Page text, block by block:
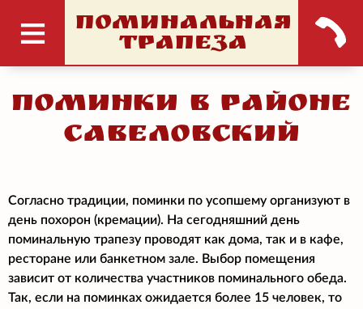
ПОМИНАЛЬНАЯ
ТРАПЕЗА
Поминки в районе
Савеловский
Согласно традиции, поминки по усопшему организуют в
день похорон (кремации). На сегодняшний день
поминальную трапезу проводят как дома, так и в кафе,
ресторане или банкетном зале. Выбор помещения
зависит от количества участников поминального обеда.
Так, если на поминках ожидается более 15 человек, то